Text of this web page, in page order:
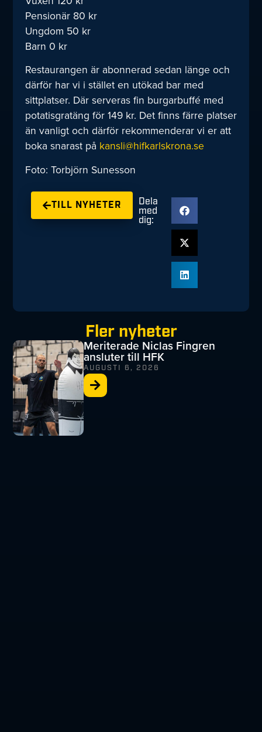
Pensionär 80 kr
Ungdom 50 kr
Barn 0 kr
Restaurangen är abonnerad sedan länge och
därför har vi i stället en utökad bar med
sittplatser. Där serveras fin burgarbuffé med
potatisgratäng för 149 kr. Det finns färre platser
än vanligt och därför rekommenderar vi er att
boka snarast på kansli@hifkarlskrona.se
Foto: Torbjörn Sunesson
TILL NYHETER Dela
med
dig:
Fler nyheter
Meriterade Niclas Fingren
ansluter till HFK
AUGUSTI 6, 2026